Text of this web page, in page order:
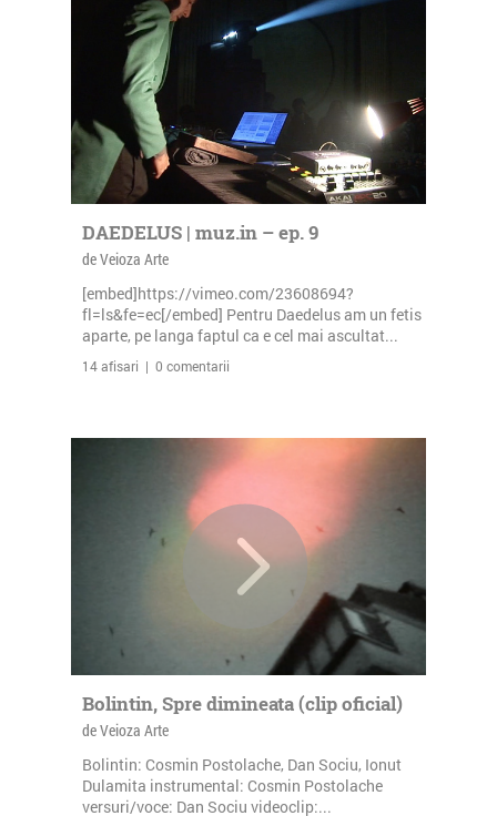
DAEDELUS | muz.in – ep. 9
de Veioza Arte
[embed]https://vimeo.com/23608694?
fl=ls&fe=ec[/embed] Pentru Daedelus am un fetis
aparte, pe langa faptul ca e cel mai ascultat...
14 afisari | 0 comentarii
Bolintin, Spre dimineata (clip oficial)
de Veioza Arte
Bolintin: Cosmin Postolache, Dan Sociu, Ionut
Dulamita instrumental: Cosmin Postolache
versuri/voce: Dan Sociu videoclip:...